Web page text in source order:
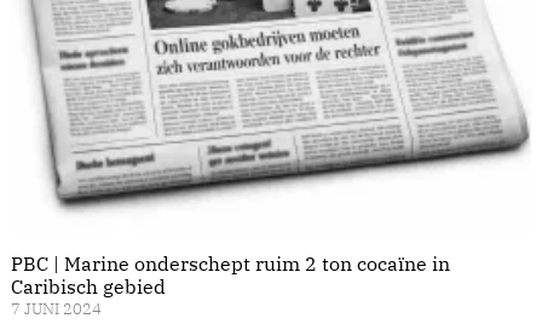
PBC | Marine onderschept ruim 2 ton cocaïne in
Caribisch gebied
7 JUNI 2024